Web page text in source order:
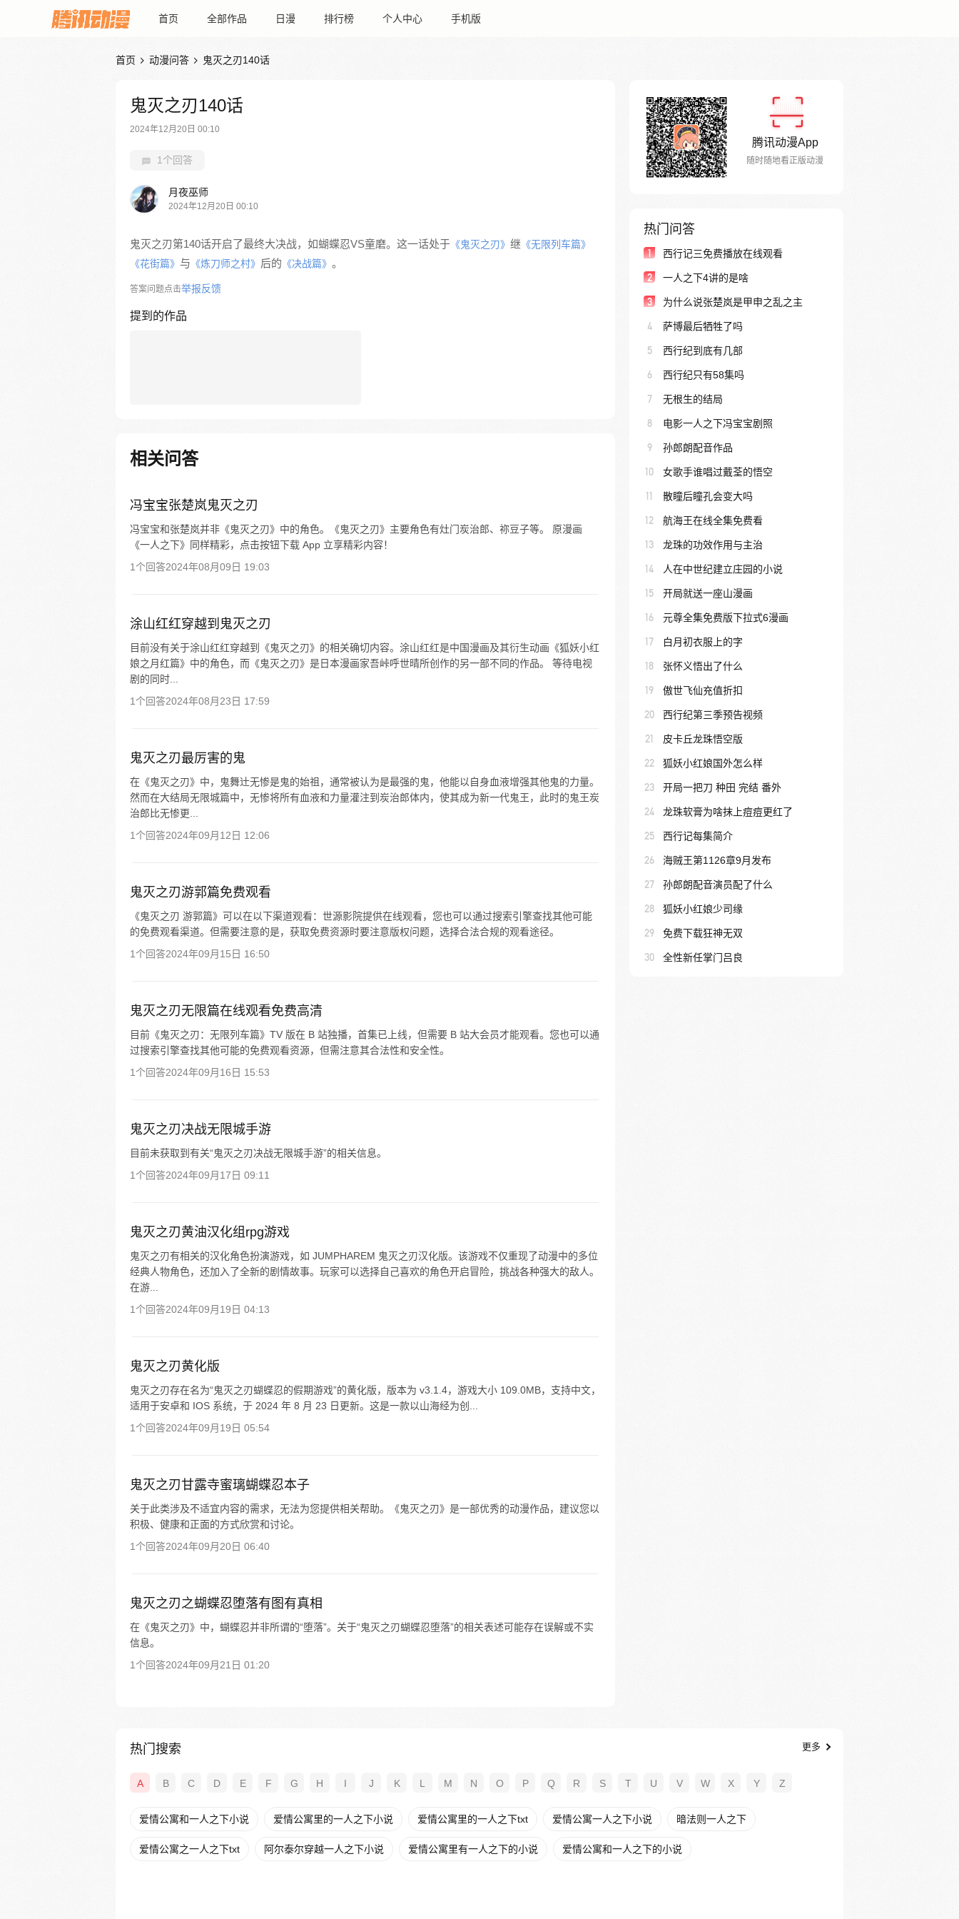
首页 全部作品 日漫 排行榜 个人中心 手机版
首页  动漫问答  鬼灭之刃140话
鬼灭之刃140话
2024年12月20日 00:10
1个回答
月夜巫师
2024年12月20日 00:10
鬼灭之刃第140话开启了最终大决战，如蝴蝶忍VS童磨。这一话处于 《鬼灭之刃》 继 《无限列车篇》
《花街篇》 与 《炼刀师之村》 后的 《决战篇》 。
答案问题点击举报反馈
提到的作品
相关问答
冯宝宝张楚岚鬼灭之刃
冯宝宝和张楚岚并非《鬼灭之刃》中的角色。《鬼灭之刃》主要角色有灶门炭治郎、祢豆子等。 原漫画
《一人之下》同样精彩，点击按钮下载 App 立享精彩内容！
1个回答2024年08月09日 19:03
涂山红红穿越到鬼灭之刃
目前没有关于涂山红红穿越到《鬼灭之刃》的相关确切内容。涂山红红是中国漫画及其衍生动画《狐妖小红
娘之月红篇》中的角色，而《鬼灭之刃》是日本漫画家吾峠呼世晴所创作的另一部不同的作品。 等待电视
剧的同时...
1个回答2024年08月23日 17:59
鬼灭之刃最厉害的鬼
在《鬼灭之刃》中，鬼舞辻无惨是鬼的始祖，通常被认为是最强的鬼，他能以自身血液增强其他鬼的力量。
然而在大结局无限城篇中，无惨将所有血液和力量灌注到炭治郎体内，使其成为新一代鬼王，此时的鬼王炭
治郎比无惨更...
1个回答2024年09月12日 12:06
鬼灭之刃游郭篇免费观看
《鬼灭之刃 游郭篇》可以在以下渠道观看：世源影院提供在线观看，您也可以通过搜索引擎查找其他可能
的免费观看渠道。但需要注意的是，获取免费资源时要注意版权问题，选择合法合规的观看途径。
1个回答2024年09月15日 16:50
鬼灭之刃无限篇在线观看免费高清
目前《鬼灭之刃：无限列车篇》TV 版在 B 站独播，首集已上线，但需要 B 站大会员才能观看。您也可以通
过搜索引擎查找其他可能的免费观看资源，但需注意其合法性和安全性。
1个回答2024年09月16日 15:53
鬼灭之刃决战无限城手游
目前未获取到有关“鬼灭之刃决战无限城手游”的相关信息。
1个回答2024年09月17日 09:11
鬼灭之刃黄油汉化组rpg游戏
鬼灭之刃有相关的汉化角色扮演游戏，如 JUMPHAREM 鬼灭之刃汉化版。该游戏不仅重现了动漫中的多位
经典人物角色，还加入了全新的剧情故事。玩家可以选择自己喜欢的角色开启冒险，挑战各种强大的敌人。
在游...
1个回答2024年09月19日 04:13
鬼灭之刃黄化版
鬼灭之刃存在名为“鬼灭之刃蝴蝶忍的假期游戏”的黄化版，版本为 v3.1.4，游戏大小 109.0MB，支持中文，
适用于安卓和 IOS 系统，于 2024 年 8 月 23 日更新。这是一款以山海经为创...
1个回答2024年09月19日 05:54
鬼灭之刃甘露寺蜜璃蝴蝶忍本子
关于此类涉及不适宜内容的需求，无法为您提供相关帮助。《鬼灭之刃》是一部优秀的动漫作品，建议您以
积极、健康和正面的方式欣赏和讨论。
1个回答2024年09月20日 06:40
鬼灭之刃之蝴蝶忍堕落有图有真相
在《鬼灭之刃》中，蝴蝶忍并非所谓的“堕落”。关于“鬼灭之刃蝴蝶忍堕落”的相关表述可能存在误解或不实
信息。
1个回答2024年09月21日 01:20
腾讯动漫App
随时随地看正版动漫
热门问答
1 西行记三免费播放在线观看
2 一人之下4讲的是啥
3 为什么说张楚岚是甲申之乱之主
4 萨博最后牺牲了吗
5 西行纪到底有几部
6 西行纪只有58集吗
7 无根生的结局
8 电影一人之下冯宝宝剧照
9 孙郎朗配音作品
10 女歌手谁唱过戴荃的悟空
11 散瞳后瞳孔会变大吗
12 航海王在线全集免费看
13 龙珠的功效作用与主治
14 人在中世纪建立庄园的小说
15 开局就送一座山漫画
16 元尊全集免费版下拉式6漫画
17 白月初衣服上的字
18 张怀义悟出了什么
19 傲世飞仙充值折扣
20 西行纪第三季预告视频
21 皮卡丘龙珠悟空版
22 狐妖小红娘国外怎么样
23 开局一把刀 种田 完结 番外
24 龙珠软膏为啥抹上痘痘更红了
25 西行记每集简介
26 海贼王第1126章9月发布
27 孙郎朗配音演员配了什么
28 狐妖小红娘少司缘
29 免费下载狂神无双
30 全性新任掌门吕良
热门搜索 更多
A B C D E F G H I J K L M N O P Q R S T U V W X Y Z
爱情公寓和一人之下小说 爱情公寓里的一人之下小说 爱情公寓里的一人之下txt 爱情公寓一人之下小说 暗法则一人之下
爱情公寓之一人之下txt 阿尔泰尔穿越一人之下小说 爱情公寓里有一人之下的小说 爱情公寓和一人之下的小说